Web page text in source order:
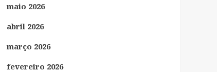
maio 2026
abril 2026
março 2026
fevereiro 2026